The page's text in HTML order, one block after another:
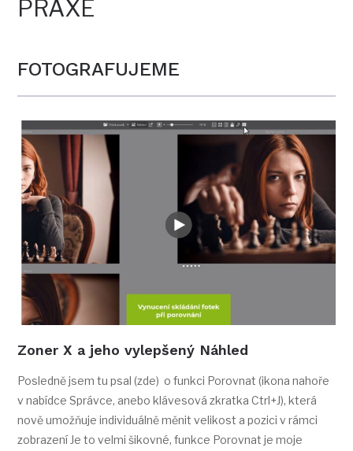
PRAXE
FOTOGRAFUJEME
Zoner X a jeho vylepšený Náhled
Posledně jsem tu psal (zde) o funkci Porovnat (ikona nahoře
v nabídce Správce, anebo klávesová zkratka Ctrl+J), která
nově umožňuje individuálně měnit velikost a pozici v rámci
zobrazení Je to velmi šikovné, funkce Porovnat je moje